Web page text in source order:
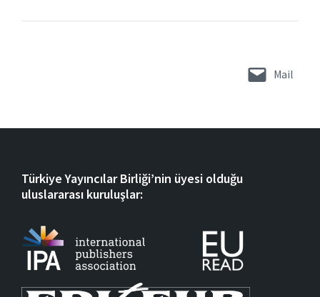
Mail
Türkiye Yayıncılar Birliği’nin üyesi olduğu
uluslararası kuruluşlar: